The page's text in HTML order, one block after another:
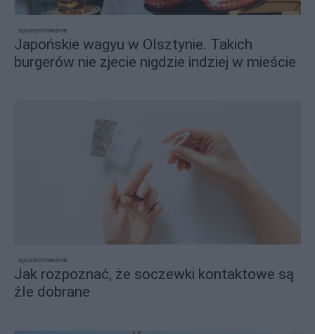
sponsorowane
Japońskie wagyu w Olsztynie. Takich
burgerów nie zjecie nigdzie indziej w mieście
sponsorowane
Jak rozpoznać, że soczewki kontaktowe są
źle dobrane